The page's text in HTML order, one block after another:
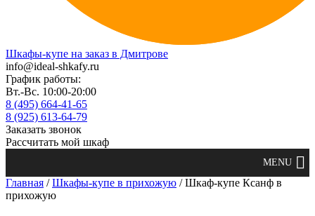
Шкафы-купе на заказ в Дмитрове
info@ideal-shkafy.ru
График работы:
Вт.-Вс. 10:00-20:00
8 (495) 664-41-65
8 (925) 613-64-79
Заказать звонок
Рассчитать мой шкаф
Главная /Шкафы-купе в прихожую / Шкаф-купе Ксанф в
прихожую